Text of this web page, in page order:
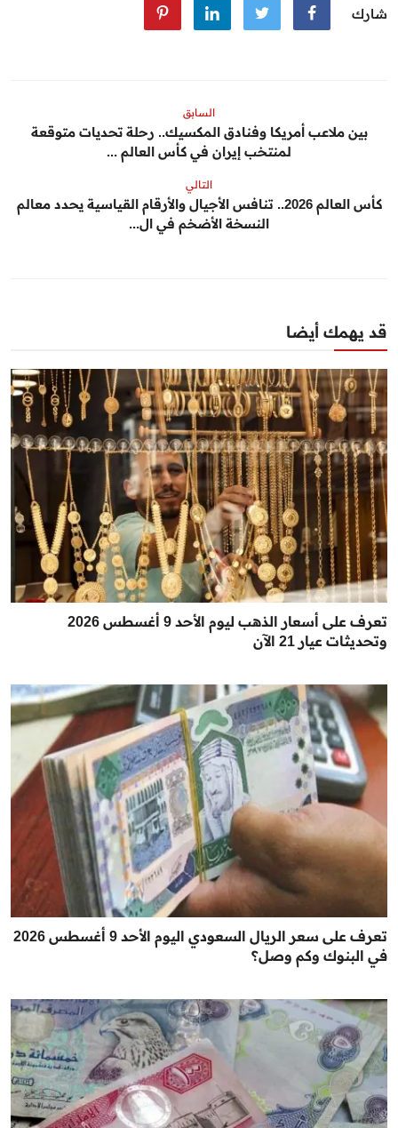
شارك
السابق
بين ملاعب أمريكا وفنادق المكسيك.. رحلة تحديات متوقعة
لمنتخب إيران في كأس العالم ...
التالي
كأس العالم 2026.. تنافس الأجيال والأرقام القياسية يحدد معالم
النسخة الأضخم في ال...
قد يهمك أيضا
تعرف على أسعار الذهب ليوم الأحد 9 أغسطس 2026
وتحديثات عيار 21 الآن
تعرف على سعر الريال السعودي اليوم الأحد 9 أغسطس 2026
في البنوك وكم وصل؟